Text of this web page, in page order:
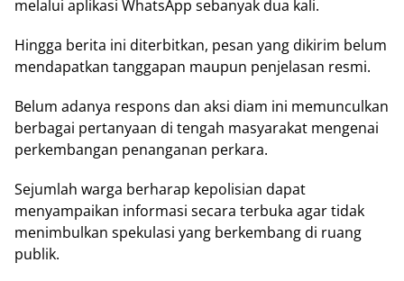
melalui aplikasi WhatsApp sebanyak dua kali.
Hingga berita ini diterbitkan, pesan yang dikirim belum
mendapatkan tanggapan maupun penjelasan resmi.
Belum adanya respons dan aksi diam ini memunculkan
berbagai pertanyaan di tengah masyarakat mengenai
perkembangan penanganan perkara.
Sejumlah warga berharap kepolisian dapat
menyampaikan informasi secara terbuka agar tidak
menimbulkan spekulasi yang berkembang di ruang
publik.